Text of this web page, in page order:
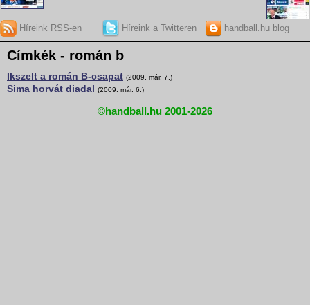
Híreink RSS-en Híreink a Twitteren handball.hu blog
Címkék - román b
Ikszelt a román B-csapat (2009. már. 7.)
Sima horvát diadal (2009. már. 6.)
©handball.hu 2001-2026